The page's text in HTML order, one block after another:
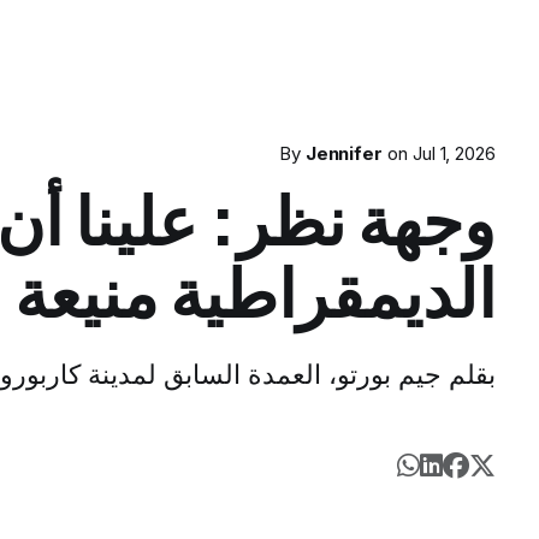
By Jennifer on Jul 1, 2026
وجهة نظر: علينا
الديمقراطية منيعة
بقلم جيم بورتو، العمدة السابق لمدينة كاربورو